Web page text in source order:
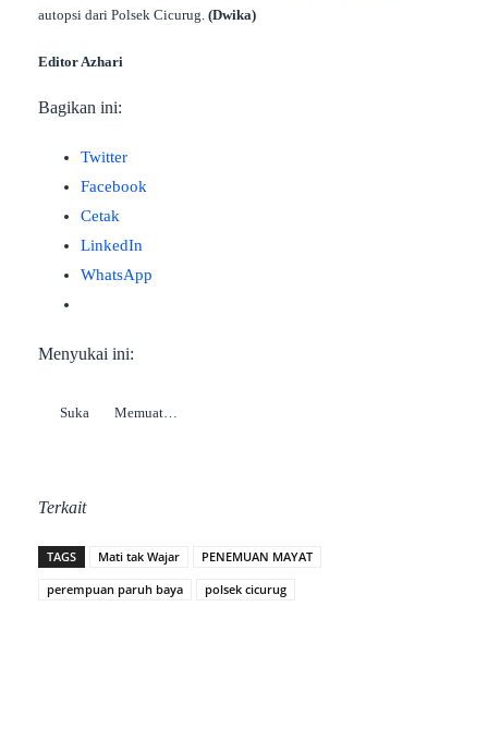
autopsi dari Polsek Cicurug. (Dwika)
Editor Azhari
Bagikan ini:
Twitter
Facebook
Cetak
LinkedIn
WhatsApp
Menyukai ini:
Suka Memuat…
Terkait
TAGS Mati tak Wajar
PENEMUAN MAYAT
perempuan paruh baya
polsek cicurug